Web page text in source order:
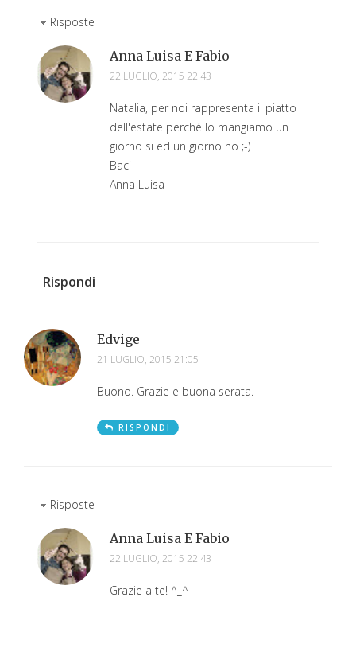
Risposte
Anna Luisa E Fabio
22 LUGLIO, 2015 22:43
Natalia, per noi rappresenta il piatto
dell'estate perché lo mangiamo un
giorno si ed un giorno no ;-)
Baci
Anna Luisa
Rispondi
Edvige
21 LUGLIO, 2015 21:05
Buono. Grazie e buona serata.
RISPONDI
Risposte
Anna Luisa E Fabio
22 LUGLIO, 2015 22:43
Grazie a te! ^_^